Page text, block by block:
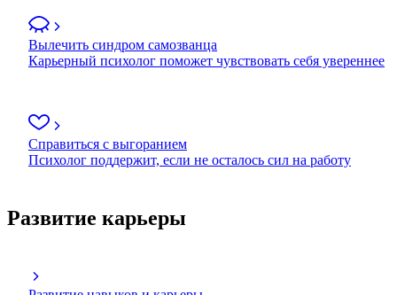
Вылечить синдром самозванца
Карьерный психолог поможет чувствовать себя увереннее
Справиться с выгоранием
Психолог поддержит, если не осталось сил на работу
Развитие карьеры